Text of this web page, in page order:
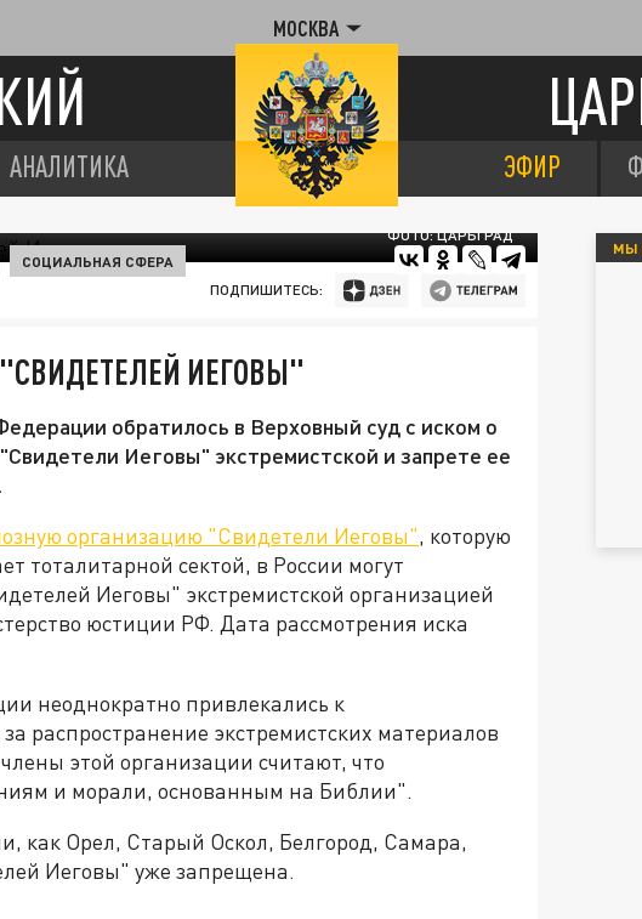
МОСКВА
АНАЛИТИКА ЭФИР
ФОТО: ЦАРЬГРАД
СОЦИАЛЬНАЯ СФЕРА
ПОДПИШИТЕСЬ:
ИЕГОВЫ"
обратилось в Верховный суд с иском о
Иеговы" экстремистской и запрете ее
организацию "Свидетели Иеговы", которую
тоталитарной сектой, в России могут
Иеговы" экстремистской организацией
юстиции РФ. Дата рассмотрения иска
неоднократно привлекались к
распространение экстремистских материалов
этой организации считают, что
и морали, основанным на Библии".
как Орел, Старый Оскол, Белгород, Самара,
Иеговы" уже запрещена.
МЫ